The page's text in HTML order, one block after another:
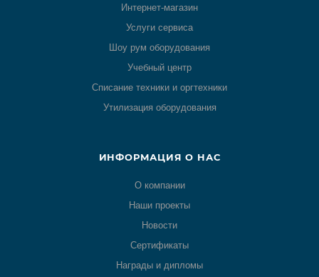
Интернет-магазин
Услуги сервиса
Шоу рум оборудования
Учебный центр
Списание техники и оргтехники
Утилизация оборудования
ИНФОРМАЦИЯ О НАС
О компании
Наши проекты
Новости
Сертификаты
Награды и дипломы